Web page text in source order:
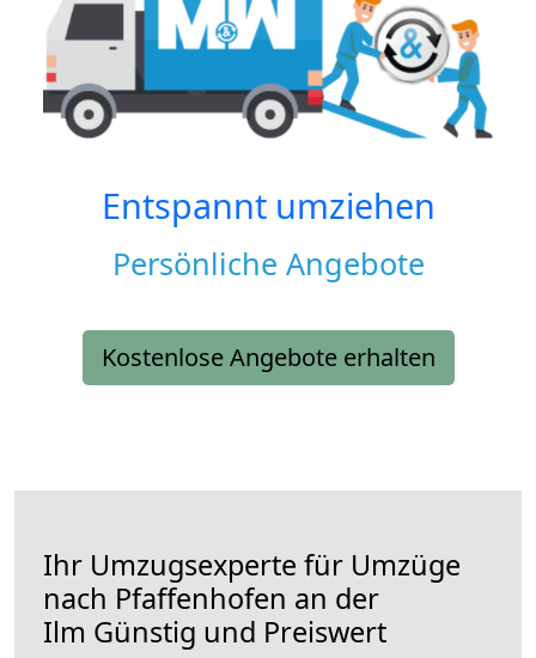
Entspannt umziehen
Persönliche Angebote
Kostenlose Angebote erhalten
Ihr Umzugsexperte für Umzüge
nach Pfaffenhofen an der
Ilm Günstig und Preiswert